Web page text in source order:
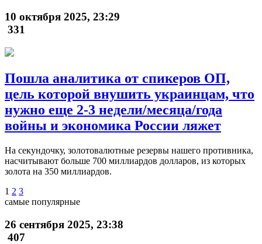
10 октября 2025, 23:29
331
Пошла аналитика от спикеров ОП,
цель которой внушить украинцам, что
нужно еще 2-3 недели/месяца/года
войны и экономика России ляжет
На секундочку, золотовалютные резервы нашего противника,
насчитывают больше 700 миллиардов долларов, из которых
золота на 350 миллиардов.
1 2 3
самые популярные
26 сентября 2025, 23:38
407